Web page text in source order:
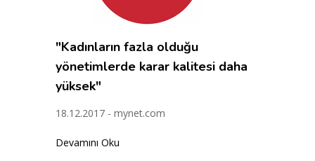
"Kadınların fazla olduğu
yönetimlerde karar kalitesi daha
yüksek"
18.12.2017 - mynet.com
Devamını Oku